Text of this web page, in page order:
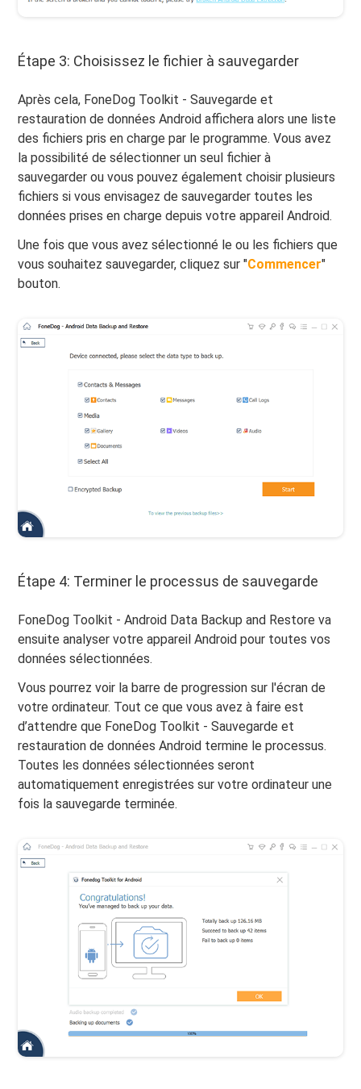
Étape 3: Choisissez le fichier à sauvegarder
Après cela, FoneDog Toolkit - Sauvegarde et
restauration de données Android affichera alors une liste
des fichiers pris en charge par le programme. Vous avez
la possibilité de sélectionner un seul fichier à
sauvegarder ou vous pouvez également choisir plusieurs
fichiers si vous envisagez de sauvegarder toutes les
données prises en charge depuis votre appareil Android.
Une fois que vous avez sélectionné le ou les fichiers que
vous souhaitez sauvegarder, cliquez sur "Commencer"
bouton.
Étape 4: Terminer le processus de sauvegarde
FoneDog Toolkit - Android Data Backup and Restore va
ensuite analyser votre appareil Android pour toutes vos
données sélectionnées.
Vous pourrez voir la barre de progression sur l'écran de
votre ordinateur. Tout ce que vous avez à faire est
d’attendre que FoneDog Toolkit - Sauvegarde et
restauration de données Android termine le processus.
Toutes les données sélectionnées seront
automatiquement enregistrées sur votre ordinateur une
fois la sauvegarde terminée.